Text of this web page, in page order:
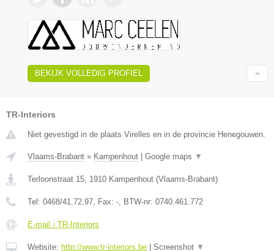
BEKIJK VOLLEDIG PROFIEL
TR-Interiors
Niet gevestigd in de plaats Virelles en in de provincie Henegouwen.
Vlaams-Brabant » Kampenhout | Google maps ▼
Terloonstraat 15 1910 Kampenhout (Vlaams-Brabant)
Tel: 0468/41.72.97 , Fax: - , BTW-nr: 0740.461.772
E-mail › TR-Interiors
Website: http://www.tr-interiors.be | Screenshot ▼